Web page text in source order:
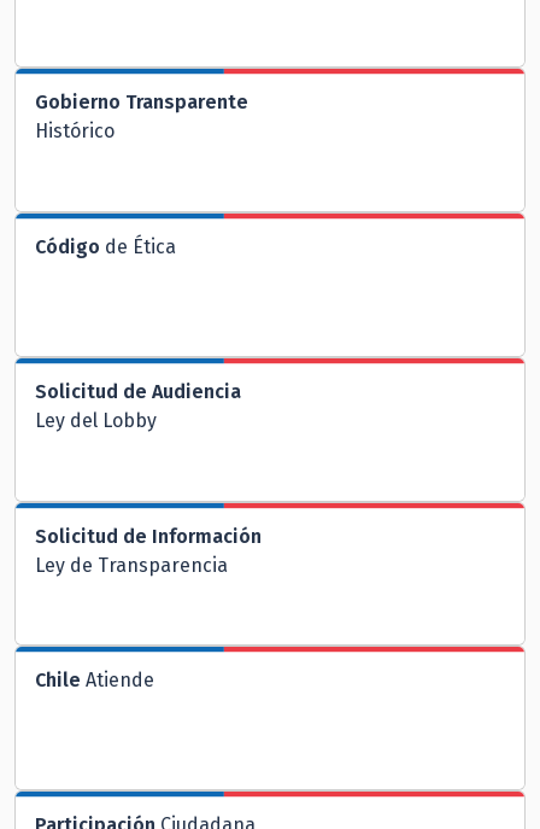
Gobierno Transparente
Histórico
Código de Ética
Solicitud de Audiencia
Ley del Lobby
Solicitud de Información
Ley de Transparencia
Chile Atiende